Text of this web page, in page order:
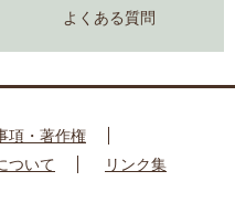
よくある質問
項・著作権
ついて リンク集